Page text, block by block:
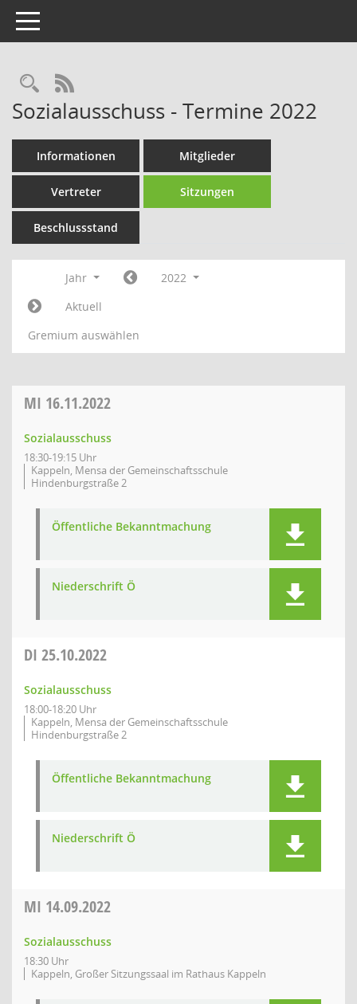
Toggle navigation
Rechercheauswahl
RSS-Feed
Sozialausschuss - Termine 2022
Informationen Mitglieder
Vertreter Sitzungen
Beschlussstand
Jahr
2022
Aktuell
Gremium auswählen
MI 16.11.2022
Sozialausschuss
18:30-19:15 Uhr
Kappeln, Mensa der Gemeinschaftsschule
Hindenburgstraße 2
Öffentliche Bekanntmachung
Niederschrift Ö
DI 25.10.2022
Sozialausschuss
18:00-18:20 Uhr
Kappeln, Mensa der Gemeinschaftsschule
Hindenburgstraße 2
Öffentliche Bekanntmachung
Niederschrift Ö
MI 14.09.2022
Sozialausschuss
18:30 Uhr
Kappeln, Großer Sitzungssaal im Rathaus Kappeln